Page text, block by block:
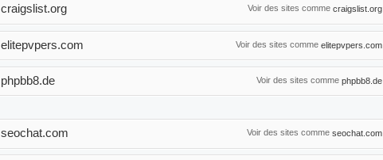
Voir des sites comme craigslist.org
craigslist.org
Voir des sites comme elitepvpers.com
elitepvpers.com
Voir des sites comme phpbb8.de
phpbb8.de
Voir des sites comme seochat.com
seochat.com